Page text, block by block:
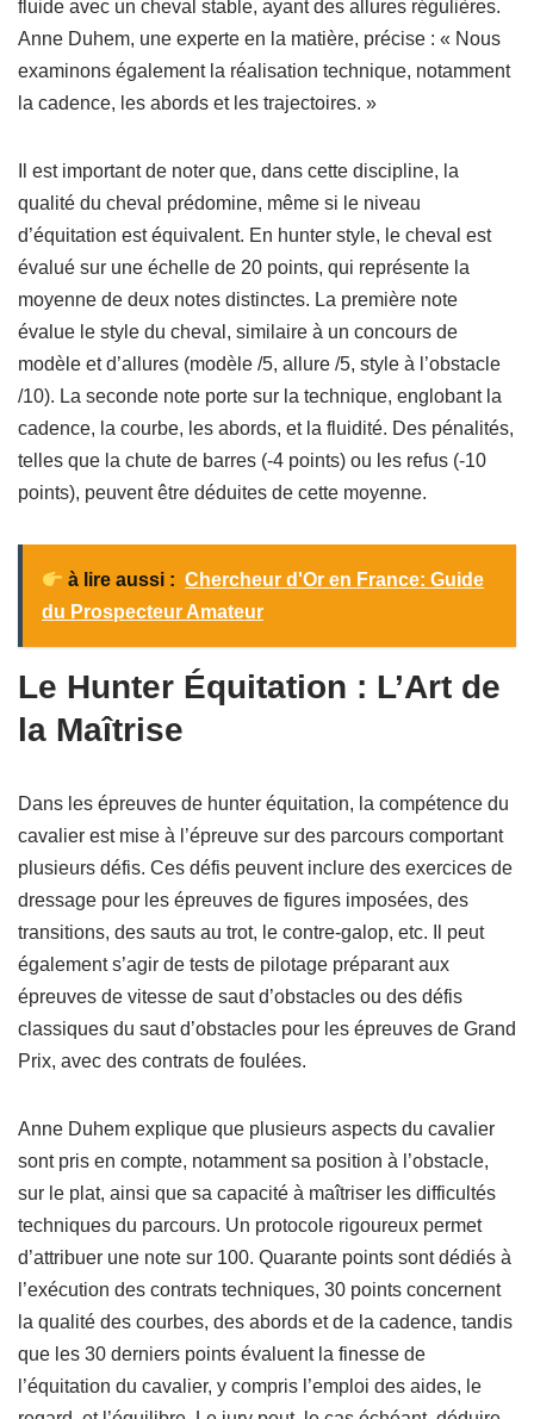
fluide avec un cheval stable, ayant des allures régulières.
Anne Duhem, une experte en la matière, précise : « Nous
examinons également la réalisation technique, notamment
la cadence, les abords et les trajectoires. »
Il est important de noter que, dans cette discipline, la
qualité du cheval prédomine, même si le niveau
d’équitation est équivalent. En hunter style, le cheval est
évalué sur une échelle de 20 points, qui représente la
moyenne de deux notes distinctes. La première note
évalue le style du cheval, similaire à un concours de
modèle et d’allures (modèle /5, allure /5, style à l’obstacle
/10). La seconde note porte sur la technique, englobant la
cadence, la courbe, les abords, et la fluidité. Des pénalités,
telles que la chute de barres (-4 points) ou les refus (-10
points), peuvent être déduites de cette moyenne.
à lire aussi : Chercheur d'Or en France: Guide
du Prospecteur Amateur
Le Hunter Équitation : L’Art de
la Maîtrise
Dans les épreuves de hunter équitation, la compétence du
cavalier est mise à l’épreuve sur des parcours comportant
plusieurs défis. Ces défis peuvent inclure des exercices de
dressage pour les épreuves de figures imposées, des
transitions, des sauts au trot, le contre-galop, etc. Il peut
également s’agir de tests de pilotage préparant aux
épreuves de vitesse de saut d’obstacles ou des défis
classiques du saut d’obstacles pour les épreuves de Grand
Prix, avec des contrats de foulées.
Anne Duhem explique que plusieurs aspects du cavalier
sont pris en compte, notamment sa position à l’obstacle,
sur le plat, ainsi que sa capacité à maîtriser les difficultés
techniques du parcours. Un protocole rigoureux permet
d’attribuer une note sur 100. Quarante points sont dédiés à
l’exécution des contrats techniques, 30 points concernent
la qualité des courbes, des abords et de la cadence, tandis
que les 30 derniers points évaluent la finesse de
l’équitation du cavalier, y compris l’emploi des aides, le